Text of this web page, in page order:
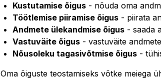
Kustutamise õigus - nõuda oma
Töötlemise piiramise õigus - piirata
Andmete ülekandmise õigus - saada
Vastuväite õigus - vastuväite
Nõusoleku tagasivõtmise õigus -
Oma õiguste teostamiseks võtke meiega